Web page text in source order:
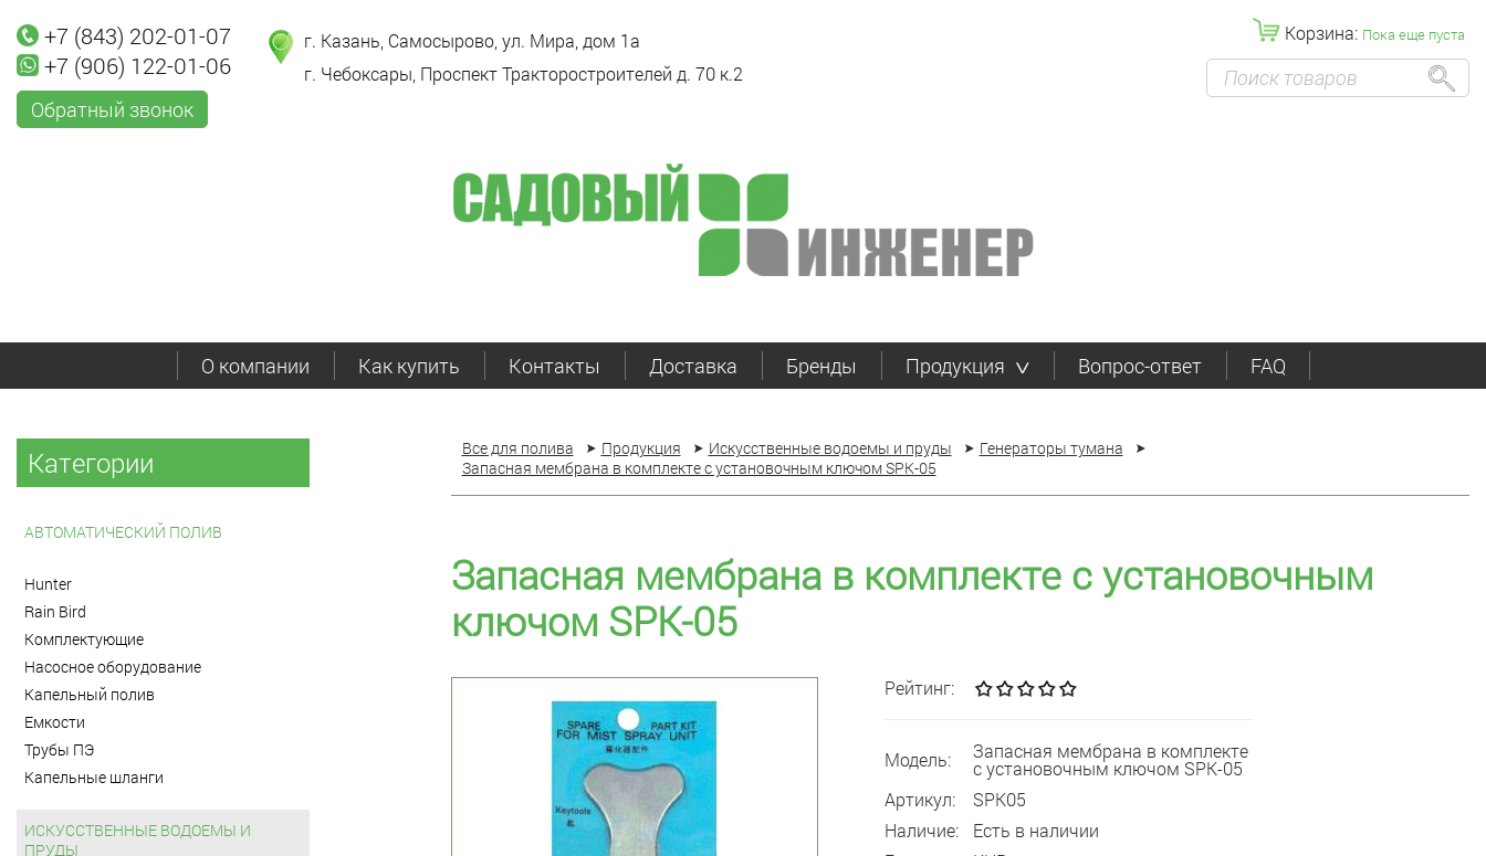
+7 (843) 202-01-07
+7 (906) 122-01-06
Обратный звонок
г. Казань, Самосырово, ул. Мира, дом 1а
г. Чебоксары, Проспект Тракторостроителей д. 70 к.2
Корзина: Пока еще пуста
О компании Как купить Контакты Доставка Бренды Продукция Вопрос-ответ FAQ
Категории
АВТОМАТИЧЕСКИЙ ПОЛИВ
Hunter
Rain Bird
Комплектующие
Насосное оборудование
Капельный полив
Емкости
Трубы ПЭ
Капельные шланги
ИСКУССТВЕННЫЕ ВОДОЕМЫ И
ПРУДЫ
Все для полива Продукция Искусственные водоемы и пруды
Генераторы тумана
Запасная мембрана в комплекте с установочным ключом SPK-05
Запасная мембрана в комплекте с установочным
ключом SPK-05
Рейтинг:
Модель: Запасная мембрана в комплекте
с установочным ключом SPK-05
Артикул:
SPK05
Наличие:
Есть в наличии